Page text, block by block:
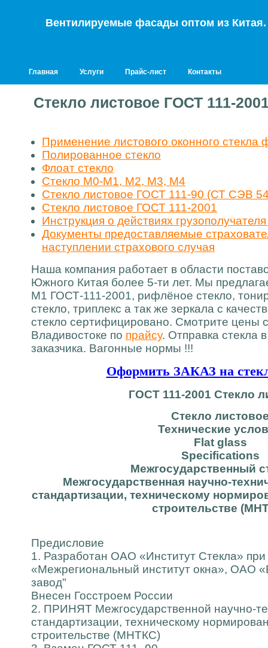
Вентилируемые фасады оптом из Китая.
Главная Услуги Прайс-лист Контакты
Стекло листовое ГОСТ 111-
Применение листового оконного стекла
Полированное стекло
Флоат стекло
Стекло М0-М1, М2, М3, М4
Стекло листовое ГОСТ 111-90 (СТ СЭВ
Стекло листовое ГОСТ 111-2001
Инструкция о действиях
Документы предоставляемые
наступлении страхового случая
Наша компания работает в области
Южного Китая более 5-ти лет. Мы
М1 ГОСТ-111-2001, рифлёное стекло,
стекло, триплекс а так же зеркала с
стекло сертифицировано. Смотрите цены
Владивостоке по прайсу. Отправка стекла
заказчика. Вагонные нормы !!!
Оформить ЗАКАЗ на
ГОСТ 111-2001 Стекло
Стекло
Технические
Flat glass
Specifications
Межгосударственный
Межгосударственная научно-
стандартизации, техническому
строительстве
Предисловие
1. Разработан ОАО «Институт Стекла»
«Межрегиональный институт окна», ОАО
завод"
Внесен Госстроем России
2. ПРИНЯТ Межгосударственной научно-
стандартизации, техническому
строительстве (МНТКС)